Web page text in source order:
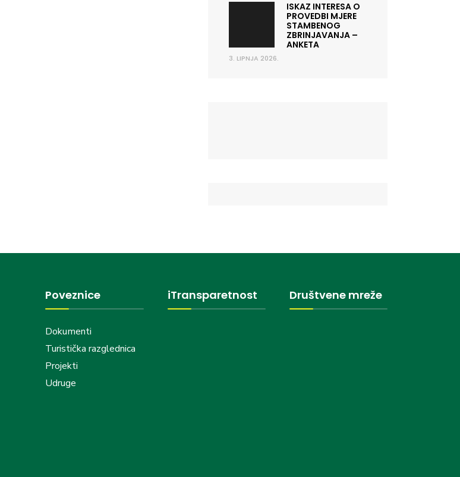
ISKAZ INTERESA O
PROVEDBI MJERE
STAMBENOG
ZBRINJAVANJA –
ANKETA
3. LIPNJA 2026.
Poveznice
Dokumenti
Turistička razglednica
Projekti
Udruge
iTransparetnost Društvene mreže